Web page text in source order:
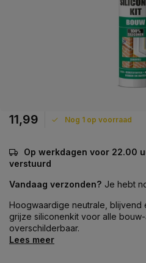
11,99 Nog 1 op voorraad
Op werkdagen voor 22.00
verstuurd
Vandaag verzonden? Je hebt
Hoogwaardige neutrale, blijvend
grijze siliconenkit voor alle
overschilderbaar.
Lees meer